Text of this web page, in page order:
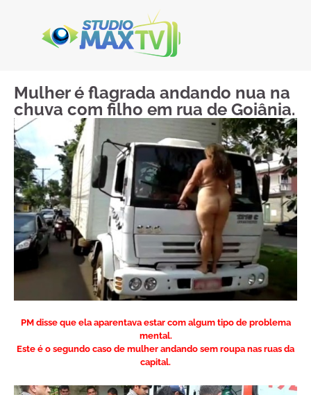
Mulher é flagrada andando nua na
chuva com filho em rua de Goiânia.
PM disse que ela aparentava estar com algum tipo de problema
mental.
Este é o segundo caso de mulher andando sem roupa nas ruas da
capital.